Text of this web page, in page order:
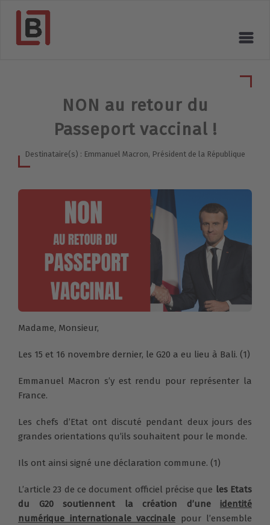
NON au retour du
Passeport vaccinal !
Destinataire(s) : Emmanuel Macron, Président de la République
Madame, Monsieur,
Les 15 et 16 novembre dernier, le G20 a eu lieu à Bali. (1)
Emmanuel Macron s’y est rendu pour représenter la
France.
Les chefs d’Etat ont discuté pendant deux jours des
grandes orientations qu’ils souhaitent pour le monde.
Ils ont ainsi signé une déclaration commune. (1)
L’article 23 de ce document officiel précise que les Etats
du G20 soutiennent la création d’une identité
numérique internationale vaccinale pour l’ensemble